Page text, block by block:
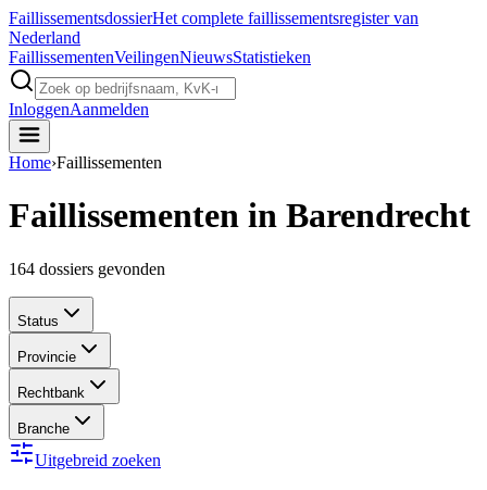
FaillissementsdossierHet complete faillissementsregister van
Nederland
FaillissementenVeilingenNieuwsStatistieken
InloggenAanmelden
Home›Faillissementen
Faillissementen in Barendrecht
164 dossiers gevonden
Status
Provincie
Rechtbank
Branche
Uitgebreid zoeken